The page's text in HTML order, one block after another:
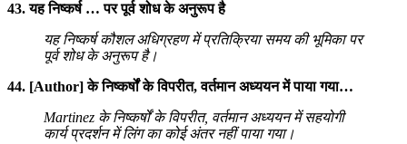
43. यह निष्कर्ष … पर पूर्व शोध के अनुरूप है
यह निष्कर्ष कौशल अधिग्रहण में प्रतिक्रिया समय की भूमिका पर
पूर्व शोध के अनुरूप है।
44. [Author] के निष्कर्षों के विपरीत, वर्तमान अध्ययन में पाया गया…
Martinez के निष्कर्षों के विपरीत, वर्तमान अध्ययन में सहयोगी
कार्य प्रदर्शन में लिंग का कोई अंतर नहीं पाया गया।